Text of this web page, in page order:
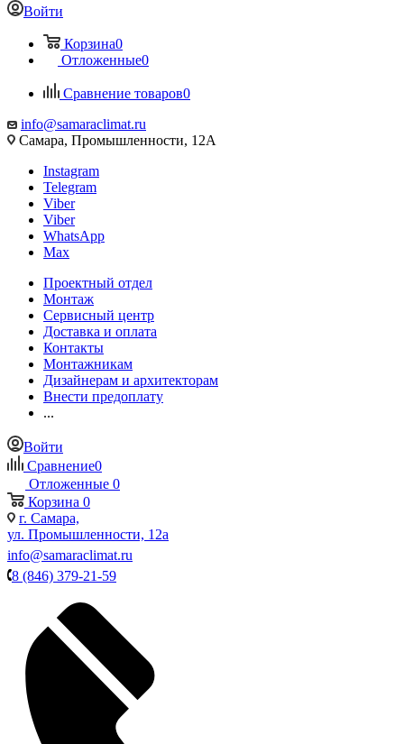
Войти
Корзина0
Отложенные0
Сравнение товаров0
info@samaraclimat.ru
Самара, Промышленности, 12А
Instagram
Telegram
Viber
Viber
WhatsApp
Max
Проектный отдел
Монтаж
Сервисный центр
Доставка и оплата
Контакты
Монтажникам
Дизайнерам и архитекторам
Внести предоплату
...
Войти
Сравнение0
Отложенные 0
Корзина 0
г. Самара,
ул. Промышленности, 12а
info@samaraclimat.ru
8 (846) 379-21-59